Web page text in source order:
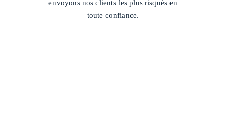
envoyons nos clients les plus risqués en
toute confiance.